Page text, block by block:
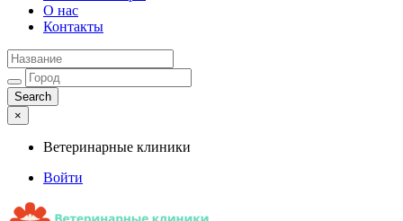
О нас
Контакты
×
Ветеринарные клиники
Войти